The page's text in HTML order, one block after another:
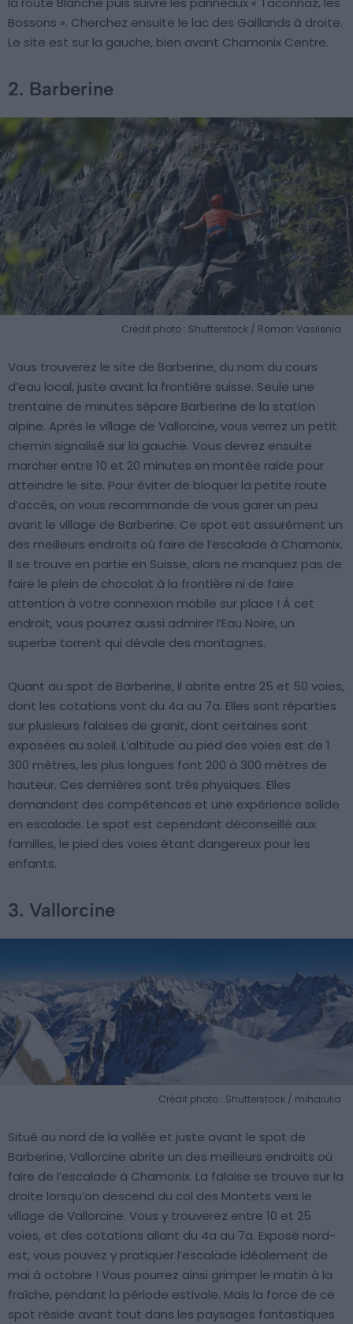
Bossons ». Cherchez ensuite le lac des Gaillands à droite.
Le site est sur la gauche, bien avant Chamonix Centre.
2. Barberine
Crédit photo : Shutterstock / Roman Vasilenia
Vous trouverez le site de Barberine, du nom du cours
d’eau local, juste avant la frontière suisse. Seule une
trentaine de minutes sépare Barberine de la station
alpine. Après le village de Vallorcine, vous verrez un petit
chemin signalisé sur la gauche. Vous devrez ensuite
marcher entre 10 et 20 minutes en montée raide pour
atteindre le site. Pour éviter de bloquer la petite route
d’accès, on vous recommande de vous garer un peu
avant le village de Barberine. Ce spot est assurément un
des meilleurs endroits où faire de l’escalade à Chamonix.
Il se trouve en partie en Suisse, alors ne manquez pas de
faire le plein de chocolat à la frontière ni de faire
attention à votre connexion mobile sur place ! À cet
endroit, vous pourrez aussi admirer l’Eau Noire, un
superbe torrent qui dévale des montagnes.
Quant au spot de Barberine, il abrite entre 25 et 50 voies,
dont les cotations vont du 4a au 7a. Elles sont réparties
sur plusieurs falaises de granit, dont certaines sont
exposées au soleil. L’altitude au pied des voies est de 1
300 mètres, les plus longues font 200 à 300 mètres de
hauteur. Ces dernières sont très physiques. Elles
demandent des compétences et une expérience solide
en escalade. Le spot est cependant déconseillé aux
familles, le pied des voies étant dangereux pour les
enfants.
3. Vallorcine
Crédit photo : Shutterstock / mihaiulia
Situé au nord de la vallée et juste avant le spot de
Barberine, Vallorcine abrite un des meilleurs endroits où
faire de l’escalade à Chamonix. La falaise se trouve sur la
droite lorsqu’on descend du col des Montets vers le
village de Vallorcine. Vous y trouverez entre 10 et 25
voies, et des cotations allant du 4a au 7a. Exposé nord-
est, vous pouvez y pratiquer l’escalade idéalement de
mai à octobre ! Vous pourrez ainsi grimper le matin à la
fraîche, pendant la période estivale. Mais la force de ce
spot réside avant tout dans les paysages fantastiques